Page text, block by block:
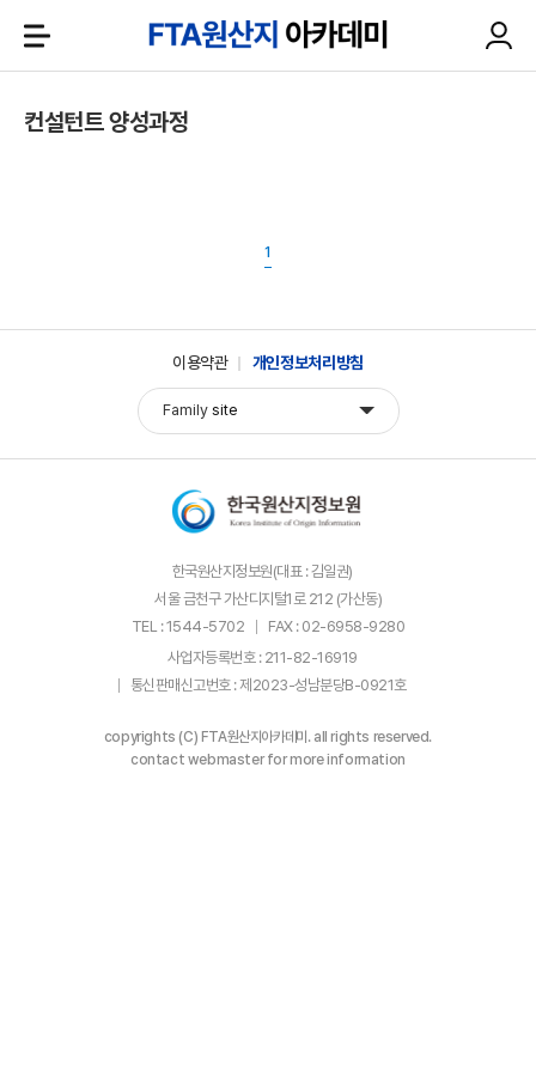
컨설턴트 양성과정
1
이용약관 개인정보처리방침
Family site
한국원산지정보원(대표 : 김일권)
서울 금천구 가산디지털1로 212 (가산동)
TEL : 1544-5702
FAX : 02-6958-9280
사업자등록번호 : 211-82-16919
통신판매신고번호 : 제2023-성남분당B-0921호
copyrights (C) FTA원산지아카데미. all rights reserved.
contact webmaster for more information